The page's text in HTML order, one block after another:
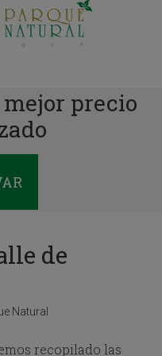
precio
de
Natural
recopilado las